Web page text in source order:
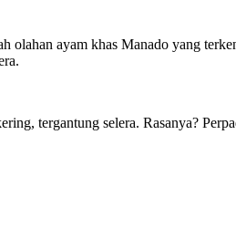
olahan ayam khas Manado yang
tergantung selera. Rasanya?